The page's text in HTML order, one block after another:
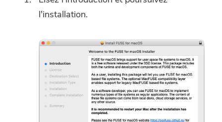
l'installation.